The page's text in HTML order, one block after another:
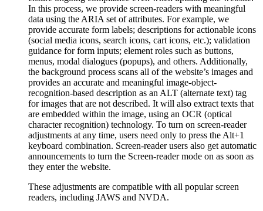
In this process, we provide screen-readers with meaningful
data using the ARIA set of attributes. For example, we
provide accurate form labels; descriptions for actionable icons
(social media icons, search icons, cart icons, etc.); validation
guidance for form inputs; element roles such as buttons,
menus, modal dialogues (popups), and others. Additionally,
the background process scans all of the website’s images and
provides an accurate and meaningful image-object-
recognition-based description as an ALT (alternate text) tag
for images that are not described. It will also extract texts that
are embedded within the image, using an OCR (optical
character recognition) technology. To turn on screen-reader
adjustments at any time, users need only to press the Alt+1
keyboard combination. Screen-reader users also get automatic
announcements to turn the Screen-reader mode on as soon as
they enter the website.
These adjustments are compatible with all popular screen
readers, including JAWS and NVDA.